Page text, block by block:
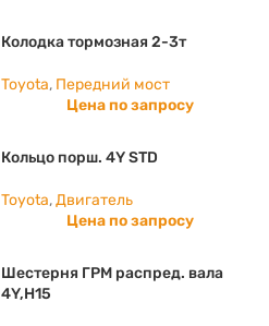
Колодка тормозная 2-3т
Toyota, Передний мост
Цена по запросу
Кольцо порш. 4Y STD
Toyota,Двигатель
Цена по запросу
Шестерня ГРМ распред. вала
4Y,H15